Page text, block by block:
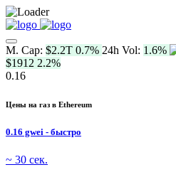
M. Cap: $2.2T 0.7% 24h Vol: 1.6%
$1912 2.2%
0.16
Цены на газ в Ethereum
0.16 gwei - быстро
~ 30 сек.